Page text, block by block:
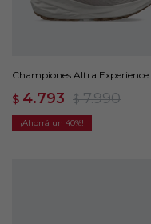
Championes Altra
$ 4.793 $ 7.990
40